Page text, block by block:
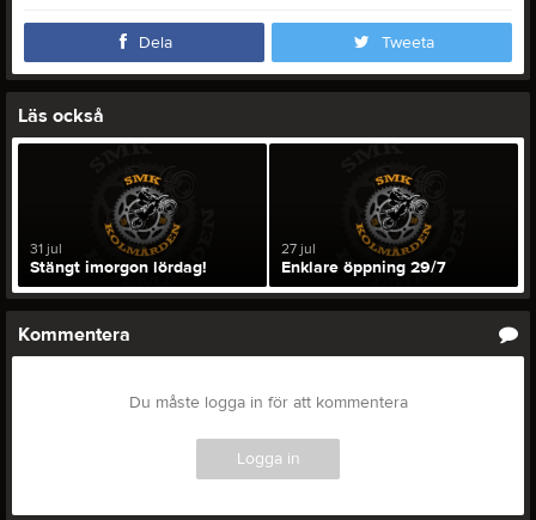
Dela Tweeta
Läs också
31 jul
Stängt imorgon lördag!
27 jul
Enklare öppning 29/7
Kommentera
Du måste logga in för att kommentera
Logga in